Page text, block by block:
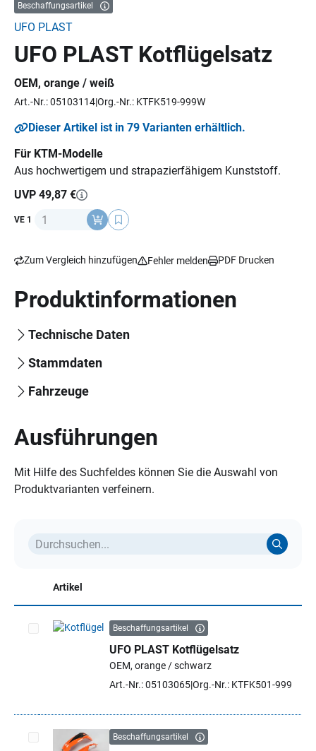
Beschaffungsartikel
UFO PLAST
UFO PLAST Kotflügelsatz
OEM, orange / weiß
Art.-Nr.: 05103114Org.-Nr.: KTFK519-999W
Dieser Artikel ist in 79 Varianten erhältlich.
Für KTM-Modelle
Aus hochwertigem und strapazierfähigem Kunststoff.
UVP 49,87 €
VE 1 Anzahl
Zum Vergleich hinzufügen Fehler melden PDF Drucken
Produktinformationen
Technische Daten
Stammdaten
Fahrzeuge
Ausführungen
Mit Hilfe des Suchfeldes können Sie die Auswahl von
Produktvarianten verfeinern.
Artikel
Artikel auswählen
Beschaffungsartikel
UFO PLAST Kotflügelsatz
OEM, orange / schwarz
Art.-Nr.: 05103065Org.-Nr.: KTFK501-999
Beschaffungsartikel